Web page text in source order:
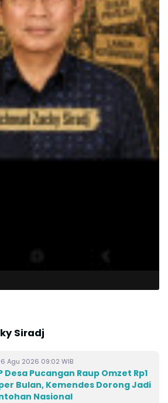
Siradj
Agu 2026 09:02 WIB
Desa Pucangan Raup Omzet Rp1
Bulan, Kemendes Dorong Jadi
Nasional